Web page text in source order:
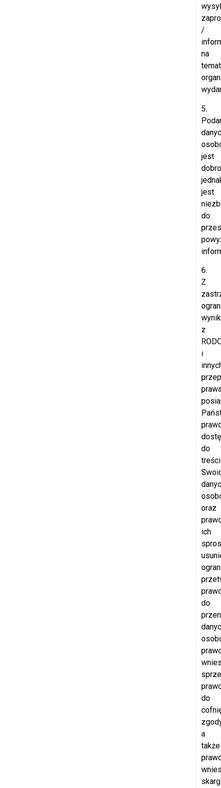
/
na
temat
5.
jest
jest
do
6.
Z
z
i
do
treści
oraz
ich
do
do
a
także